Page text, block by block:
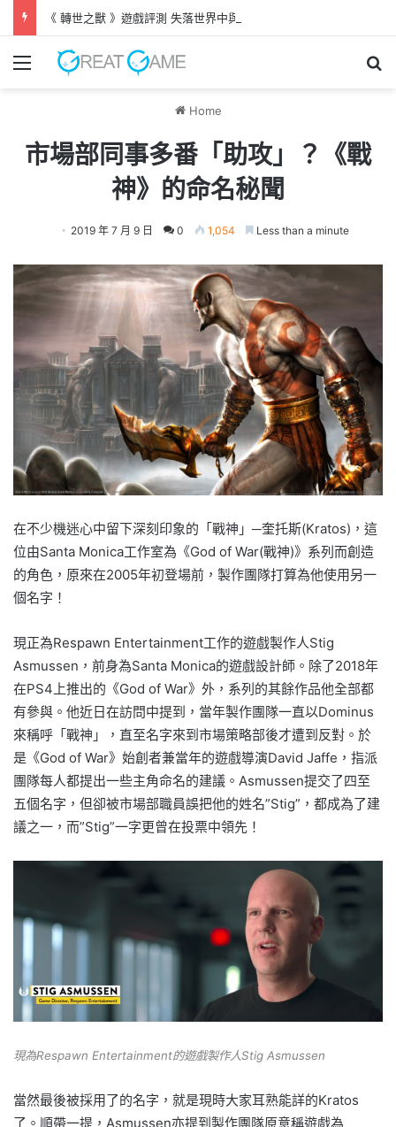
《 轉世之獸 》遊戲評測 失落世界中與巨犬冒險
Menu
Home
市場部同事多番「助攻」？《戰
神》的命名秘聞
2019 年 7 月 9 日 0 1,054 Less than a minute
在不少機迷心中留下深刻印象的「戰神」─奎托斯(Kratos)，這
位由Santa Monica工作室為《God of War(戰神)》系列而創造
的角色，原來在2005年初登場前，製作團隊打算為他使用另一
個名字！
現正為Respawn Entertainment工作的遊戲製作人Stig
Asmussen，前身為Santa Monica的遊戲設計師。除了2018年
在PS4上推出的《God of War》外，系列的其餘作品他全部都
有參與。他近日在訪問中提到，當年製作團隊一直以Dominus
來稱呼「戰神」，直至名字來到市場策略部後才遭到反對。於
是《God of War》始創者兼當年的遊戲導演David Jaffe，指派
團隊每人都提出一些主角命名的建議。Asmussen提交了四至
五個名字，但卻被市場部職員誤把他的姓名”Stig”，都成為了建
議之一，而”Stig”一字更曾在投票中領先！
現為Respawn Entertainment的遊戲製作人Stig Asmussen
當然最後被採用了的名字，就是現時大家耳熟能詳的Kratos
了。順帶一提，Asmussen亦提到製作團隊原意稱遊戲為